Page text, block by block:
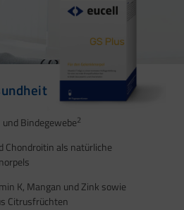
und Bindegewebe2
Chondroitin als natürliche
K, Mangan und Zink sowie
Citrusfrüchten
und
2